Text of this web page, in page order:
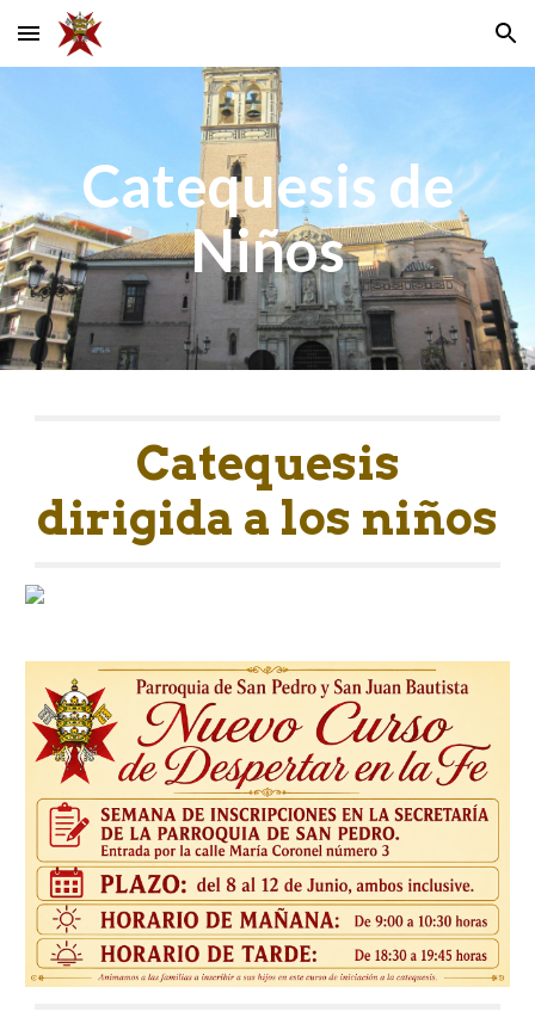
Skip to main content Skip to navigation
Catequesis de
Niños
Catequesis
dirigida a los niños